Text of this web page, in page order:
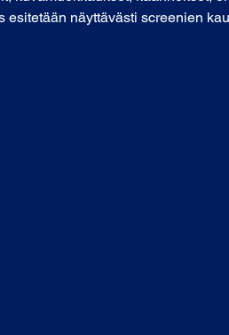
näyttävästi screenien